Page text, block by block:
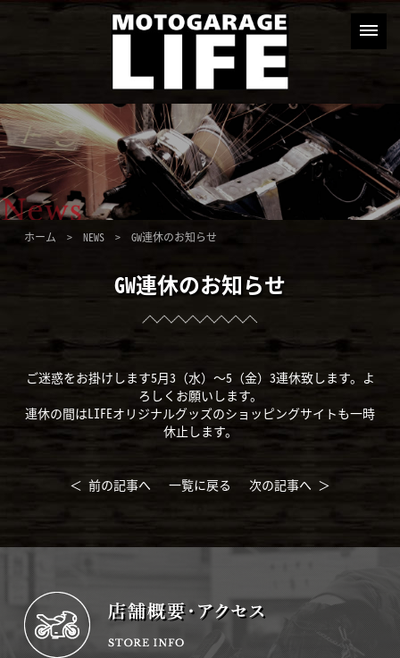
ホーム > NEWS> GW連休のお知らせ
GW連休のお知らせ
ご迷惑をお掛けします5月3（水）～5（金）3連休致します。よ
ろしくお願いします。
連休の間はLIFEオリジナルグッズのショッピングサイトも一時
休止します。
＜ 前の記事へ 一覧に戻る 次の記事へ ＞